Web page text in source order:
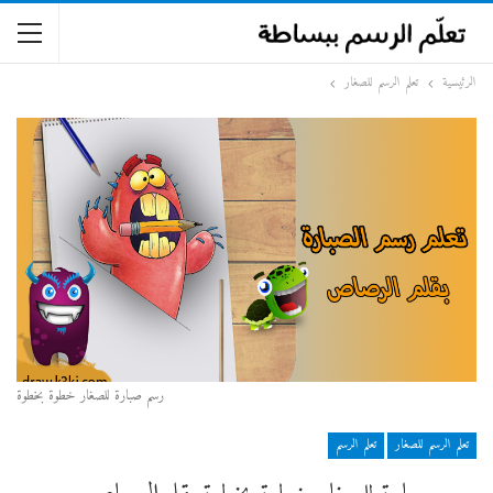
الرئيسية تعلم الرسم للصغار
رسم صبارة للصغار خطوة بخطوة
تعلم الرسم للصغار تعلم الرسم